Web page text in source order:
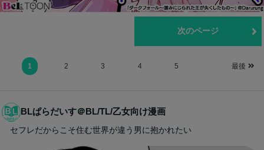
次のページ
1 2 3 4 5 最後
BLぱらだいす＠BL/TL/乙女向け漫画
セフレだからこそ住む世界が違う男に抱かれたい